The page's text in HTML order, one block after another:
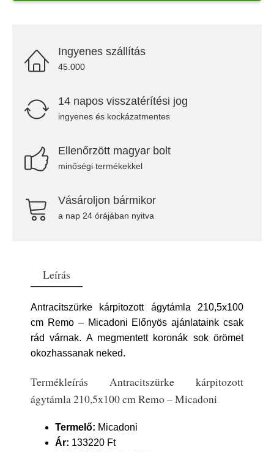
Ingyenes szállítás
45.000
14 napos visszatérítési jog
ingyenes és kockázatmentes
Ellenőrzött magyar bolt
minőségi termékekkel
Vásároljon bármikor
a nap 24 órájában nyitva
Leírás
Antracitszürke kárpitozott ágytámla 210,5x100
cm Remo – Micadoni Előnyös ajánlataink csak
rád várnak. A megmentett koronák sok örömet
okozhassanak neked.
Termékleírás Antracitszürke kárpitozott
ágytámla 210,5x100 cm Remo – Micadoni
Termelő: Micadoni
Ár: 133220 Ft